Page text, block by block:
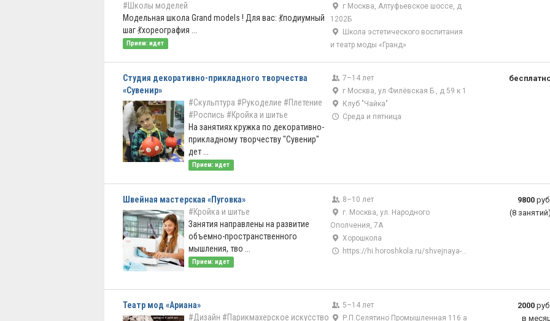
#Школы моделей
Модельная школа Grand models ! Для вас: 💃подиумный
шаг 💃хореография ...
Прием: идет
г Москва, Алтуфьевское шоссе, д
1202Б
Школа эстетического воспитания
и театр моды «Гранд»
Студия декоративно-прикладного творчества
«Сувенир»
#Скульптура #Рукоделие #Плетение
#Роспись #Кройка и шитье
На занятиях кружка по декоративно-
прикладному творчеству "Сувенир"
дет ...
Прием: идет
7–14 лет
г Москва, ул Филёвская Б., д 59 к 1
Клуб "Чайка"
Среда и пятница
Швейная мастерская «Пуговка»
#Кройка и шитье
Занятия направлены на развитие
объемно-пространственного
мышления, тво ...
Прием: идет
8–10 лет
г. Москва, ул. Народного
Ополчения, 7А
Хорошкола
https://hi.horoshkola.ru/shvejnaya-masterskaya
9800
(8 занятий)
Театр мод «Ариана»
#Дизайн #Парикмахерское искусство
5–14 лет
Р.П.Селятино Промышленная 116 а
2000
в